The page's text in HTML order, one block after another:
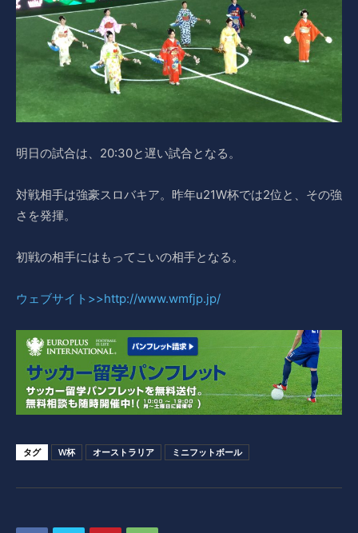
明日の試合は、20:30と遅い試合となる。
対戦相手は強豪スロバキア。昨年u21W杯では2位と、その強
さを発揮。
初戦の相手にはもってこいの相手となる。
ウェブサイト >>http://www.wmfjp.jp/
タグ W杯 オーストラリア ミニフットボール